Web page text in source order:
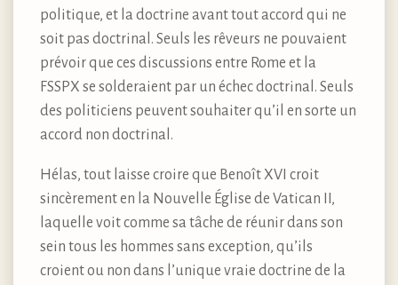
politique, et la doctrine avant tout accord qui ne
soit pas doctrinal. Seuls les rêveurs ne pouvaient
prévoir que ces discussions entre Rome et la
FSSPX se solderaient par un échec doctrinal. Seuls
des politiciens peuvent souhaiter qu’il en sorte un
accord non doctrinal.
Hélas, tout laisse croire que Benoît XVI croit
sincèrement en la Nouvelle Église de Vatican II,
laquelle voit comme sa tâche de réunir dans son
sein tous les hommes sans exception, qu’ils
croient ou non dans l’unique vraie doctrine de la